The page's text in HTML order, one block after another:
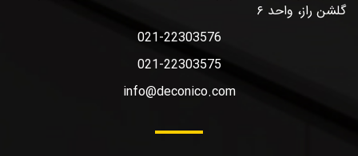
گلشن راز، واحد ۶
021-22303576
021-22303575
info@deconico.com